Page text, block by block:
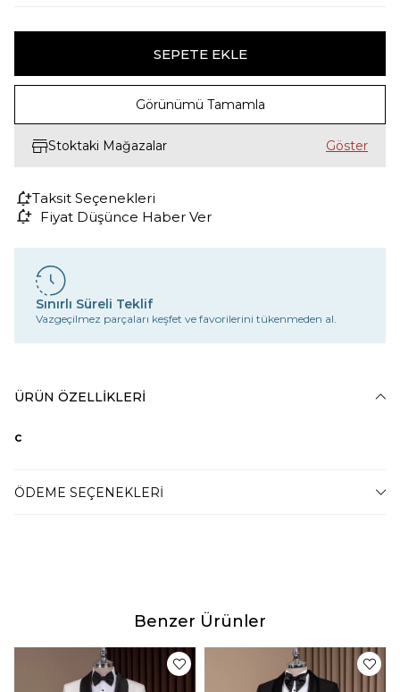
Görünümü Tamamla
Stoktaki Mağazalar
Taksit Seçenekleri
Fiyat Düşünce Haber Ver
Sınırlı Süreli Teklif
Vazgeçilmez parçaları keşfet ve favorilerini tükenmeden al.
ÜRÜN ÖZELLIKLERI
c
ÖDEME SEÇENEKLERI
Benzer Ürünler